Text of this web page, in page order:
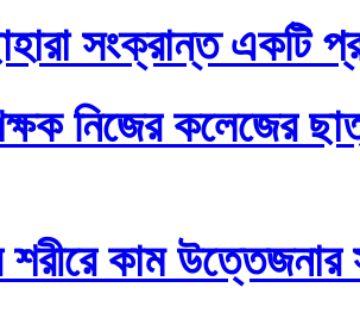
সংক্রান্ত একটি
নিজের কলেজের
শরীরে কাম উত্তেজনার